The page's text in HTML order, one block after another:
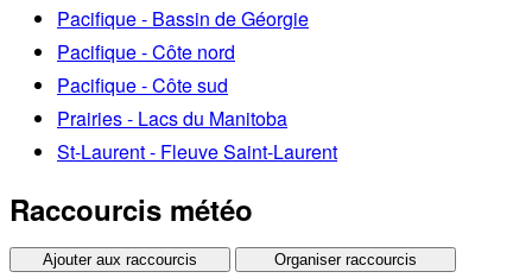
Pacifique - Bassin de Géorgie
Pacifique - Côte nord
Pacifique - Côte sud
Prairies - Lacs du Manitoba
St-Laurent - Fleuve Saint-Laurent
Raccourcis météo
Ajouter aux raccourcis Organiser raccourcis